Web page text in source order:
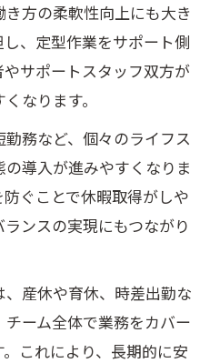
方の柔軟性向上にも大き
、定型作業をサポート側
サポートスタッフ双方が
なります。
務など、個々のライフス
導入が進みやすくなりま
ぐことで休暇取得がしや
ンスの実現にもつながり
産休や育休、時差出勤な
ーム全体で業務をカバー
これにより、長期的に安